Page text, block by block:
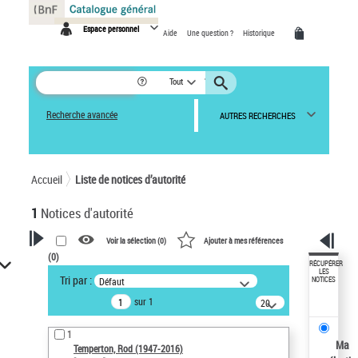
Espace personnel Aide Une question ? Historique
Tout
Recherche avancée AUTRES RECHERCHES
Accueil Liste de notices d’autorité
1 Notices d'autorité
VOTRE RECHERCHE
Recherche avancée dans les
notices d’autorité
Œuvres liées à l'auteur :
Temperton, Rod (1947-2016)
Voir la sélection (0) Ajouter à mes références
(0)
Tri par : Défaut
sur 1
20
résultats/page
1
Temperton, Rod (1947-2016)
RÉCUPÉRER
LES
NOTICES
Ma
Panneau de gestion des cookies